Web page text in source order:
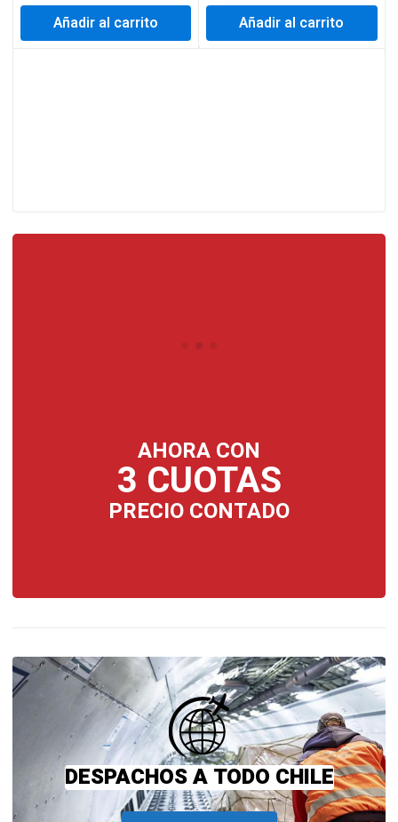
AHORA CON
3 CUOTAS
PRECIO CONTADO
DESPACHOS A TODO CHILE
Añadir al carrito
Añadir al carrito